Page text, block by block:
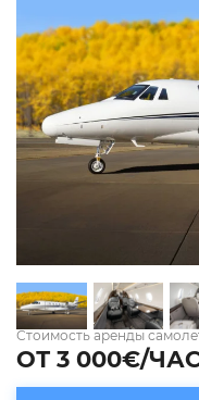
Стоимость аренды
ОТ 3 000€/